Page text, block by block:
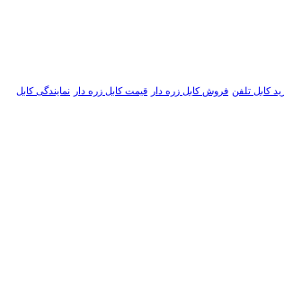
کابل تلفن فروش کابل زره دار قیمت کابل زره دار
نمایندگی کابل